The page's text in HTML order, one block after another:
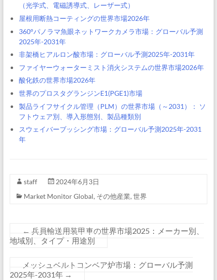
（光学式、電磁誘導式、レーザー式）
屋根用断熱コーティングの世界市場2026年
360°パノラマ魚眼ネットワークカメラ市場：グローバル予測
2025年-2031年
非架橋ヒアルロン酸市場：グローバル予測2025年-2031年
ファイヤーウォーターミスト消火システムの世界市場2026年
酸化鉄の世界市場2026年
世界のプロスタグランジンE1(PGE1)市場
製品ライフサイクル管理（PLM）の世界市場（～2031）： ソ
フトウェア別、導入形態別、製品種類別
スウェイバーブッシング市場：グローバル予測2025年-2031
年
staff
2024年6月3日
Market Monitor Global, その他産業, 世界
← 兵員輸送用装甲車の世界市場2025：メーカー別、
地域別、タイプ・用途別
メッシュベルトコンベア炉市場：グローバル予測
2025年-2031年 →